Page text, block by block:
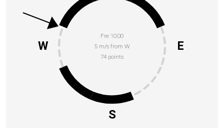
Fre 10:00
5 m/s from W
74 points
E
S
W